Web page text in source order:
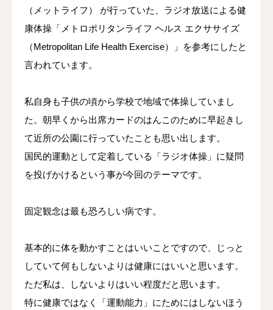
（メットライフ） が行っていた、ラジオ放送による健
康体操「メトロポリタンライフ ヘルス エクササイズ
（Metropolitan Life Health Exercise）」を参考にしたと
言われています。
私自身も子供の頃から学校で地域で体操していまし
た。朝早くから出席カードのはんこのために早起きし
て近所の公園に行っていたことも思い出します。
国民的運動として定着している「ラジオ体操」に疑問
を投げかけるという事が今回のテーマです。
固定観念は最も恐ろしい病です。
基本的に体を動かすことはいいことですので、じっと
していて何もしないよりは健康にはいいと思います。
ただ私は、しないよりはいい程度だと思います。
特に健康ではなく「運動能力」にためにはしないほう